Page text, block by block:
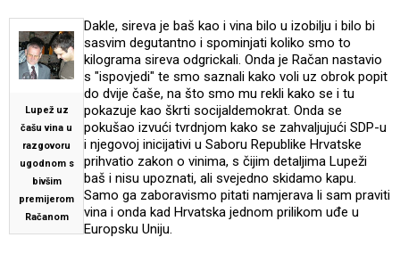
Lupež uz
čašu vina u
razgovoru
ugodnom s
bivšim
premijerom
Račanom
Dakle, sireva je baš kao i vina bilo u izobilju i bilo bi
sasvim degutantno i spominjati koliko smo to
kilograma sireva odgrickali. Onda je Račan nastavio
s "ispovjedi" te smo saznali kako voli uz obrok popit
do dvije čaše, na što smo mu rekli kako se i tu
pokazuje kao škrti socijaldemokrat. Onda se
pokušao izvući tvrdnjom kako se zahvaljujući SDP-u
i njegovoj inicijativi u Saboru Republike Hrvatske
prihvatio zakon o vinima, s čijim detaljima Lupeži
baš i nisu upoznati, ali svejedno skidamo kapu.
Samo ga zaboravismo pitati namjerava li sam praviti
vina i onda kad Hrvatska jednom prilikom uđe u
Europsku Uniju.